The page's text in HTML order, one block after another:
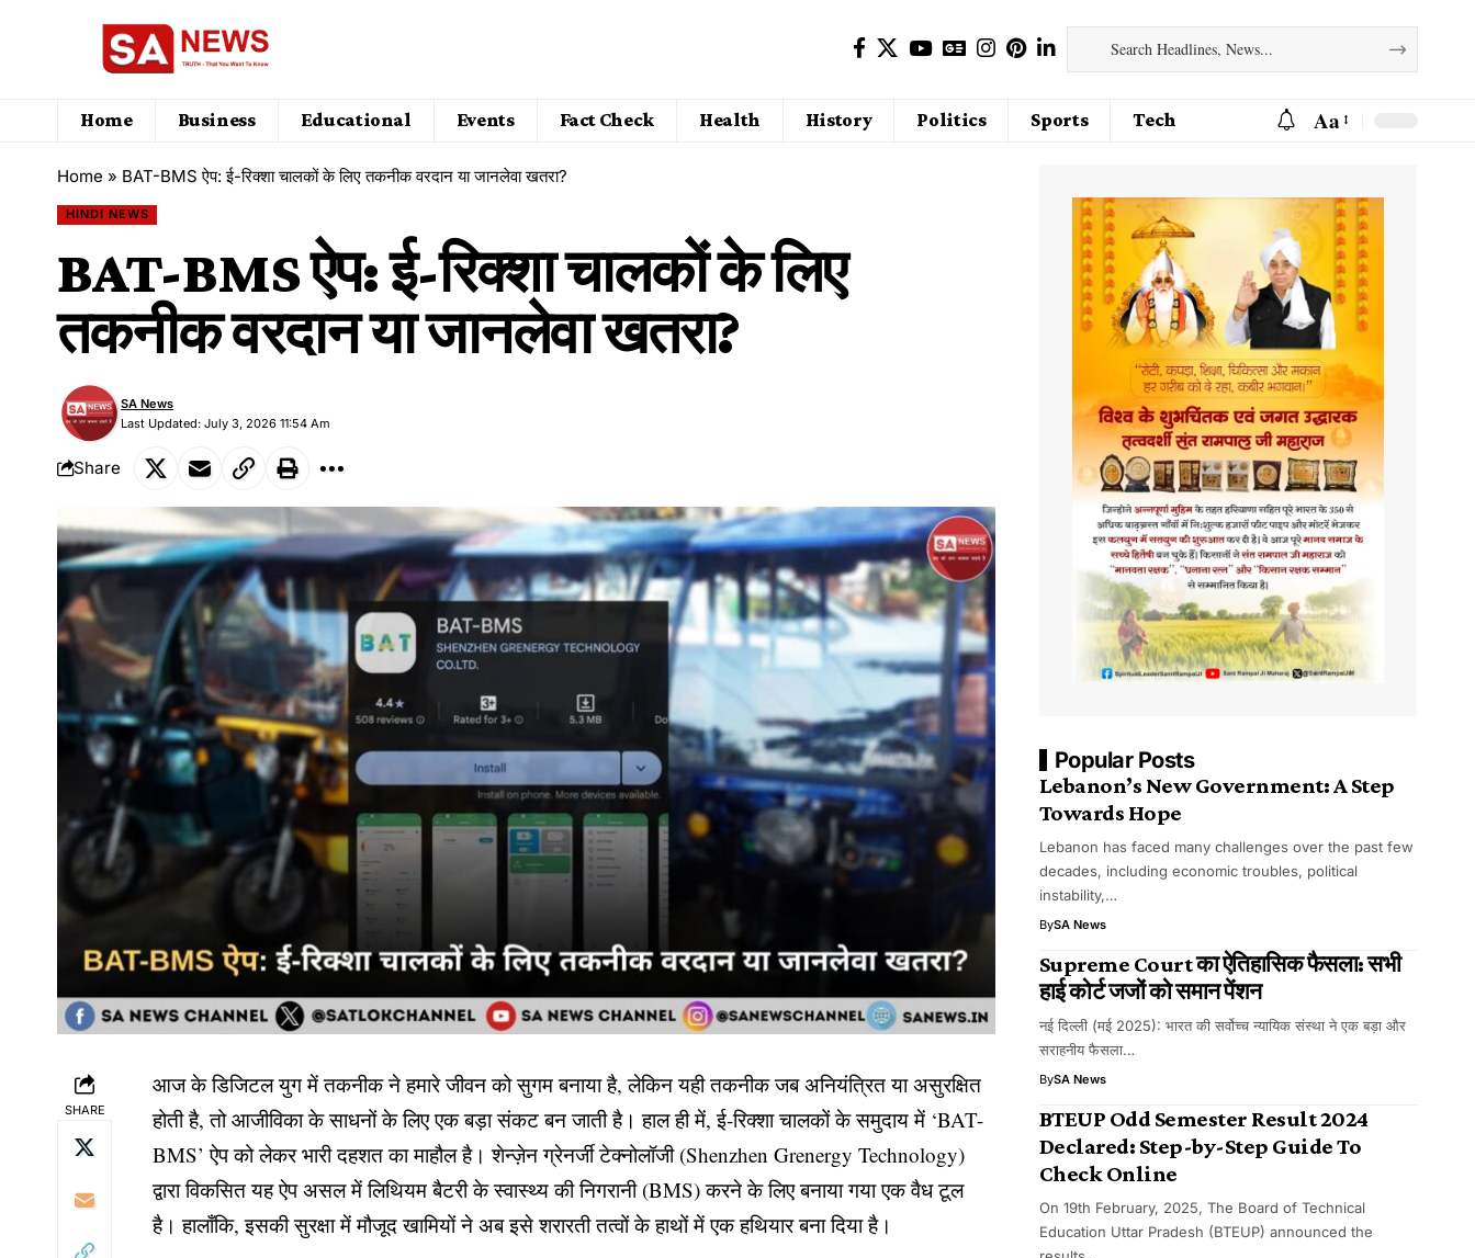
Home Business Educational Events Fact Check Health History Politics Sports Tech Aa
Home » BAT-BMS ऐप: ई-रिक्शा चालकों के लिए तकनीक वरदान या जानलेवा खतरा?
HINDI NEWS
BAT-BMS ऐप: ई-रिक्शा चालकों के लिए
तकनीक वरदान या जानलेवा खतरा?
Last Updated: July 3, 2026 11:54 Am
SA News
Share
SHARE
आज के डिजिटल युग में तकनीक ने हमारे जीवन को सुगम बनाया है, लेकिन यही तकनीक जब अनियंत्रित या असुरक्षित
होती है, तो आजीविका के साधनों के लिए एक बड़ा संकट बन जाती है। हाल ही में, ई-रिक्शा चालकों के समुदाय में ‘BAT-
BMS’ ऐप को लेकर भारी दहशत का माहौल है। शेन्ज़ेन ग्रेनर्जी टेक्नोलॉजी (Shenzhen Grenergy Technology)
द्वारा विकसित यह ऐप असल में लिथियम बैटरी के स्वास्थ्य की निगरानी (BMS) करने के लिए बनाया गया एक वैध टूल
है। हालाँकि, इसकी सुरक्षा में मौजूद खामियों ने अब इसे शरारती तत्वों के हाथों में एक हथियार बना दिया है।
Popular Posts
Lebanon’s New Government: A Step
Towards Hope
Lebanon has faced many challenges over the past few
decades, including economic troubles, political
instability,…
BySA News
Supreme Court का ऐतिहासिक फैसला: सभी
हाई कोर्ट जजों को समान पेंशन
नई दिल्ली (मई 2025): भारत की सर्वोच्च न्यायिक संस्था ने एक बड़ा और
सराहनीय फैसला…
BySA News
BTEUP Odd Semester Result 2024
Declared: Step-by-Step Guide To
Check Online
On 19th February, 2025, The Board of Technical
Education Uttar Pradesh (BTEUP) announced the